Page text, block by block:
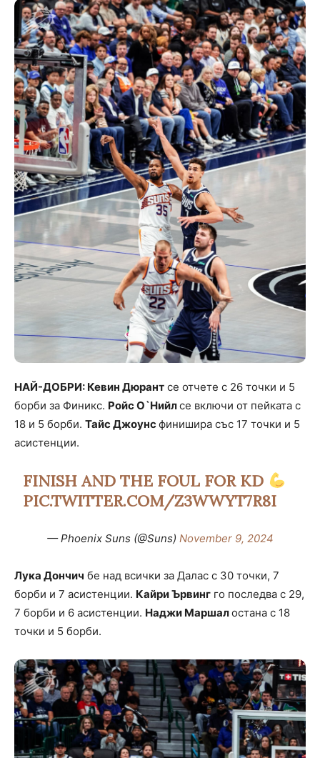
НАЙ-ДОБРИ: Кевин Дюрант се отчете с 26 точки и 5
борби за Финикс. Ройс О`Нийлсе включи от пейката с
18 и 5 борби. Тайс Джоунсфинишира със 17 точки и 5
асистенции.
FINISH AND THE FOUL FOR KD
PIC.TWITTER.COM/Z3WWYT7R8I
— Phoenix Suns (@Suns) November 9, 2024
Лука Дончич бе над всички за Далас с 30 точки, 7
борби и 7 асистенции. Кайри Ървинг го последва с 29,
7 борби и 6 асистенции. Наджи Маршалостана с 18
точки и 5 борби.